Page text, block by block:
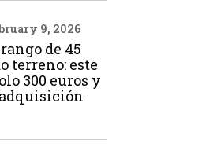
9, 2026
de 45
terreno: este
300 euros y